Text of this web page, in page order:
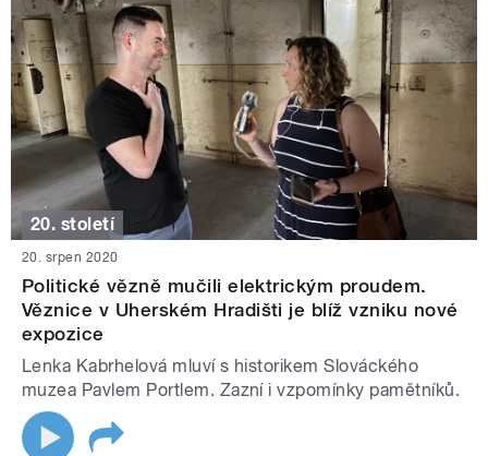
20. století
20. srpen 2020
Politické vězně mučili elektrickým proudem.
Věznice v Uherském Hradišti je blíž vzniku nové
expozice
Lenka Kabrhelová mluví s historikem Slováckého
muzea Pavlem Portlem. Zazní i vzpomínky pamětníků.